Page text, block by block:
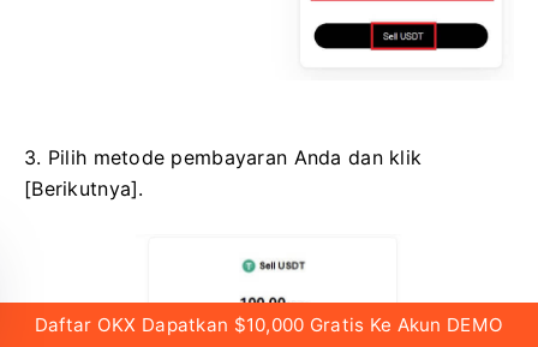
3. Pilih metode pembayaran Anda dan klik
[Berikutnya].
Daftar OKX Dapatkan $10,000 Gratis Ke Akun DEMO